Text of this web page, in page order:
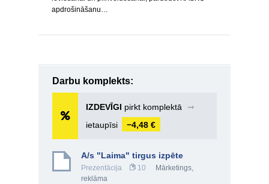
apdrošināšanu…
Darbu komplekts:
IZDEVĪGI pirkt komplektā
➞
ietaupīsi
−4,48 €
A/s "Laima" tirgus izpēte
Prezentācija 10
Mārketings,
reklāma